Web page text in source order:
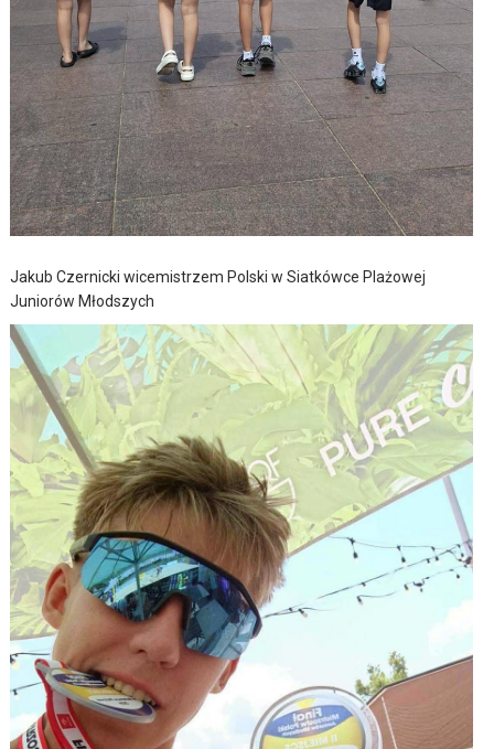
Jakub Czernicki wicemistrzem Polski w Siatkówce Plażowej
Juniorów Młodszych